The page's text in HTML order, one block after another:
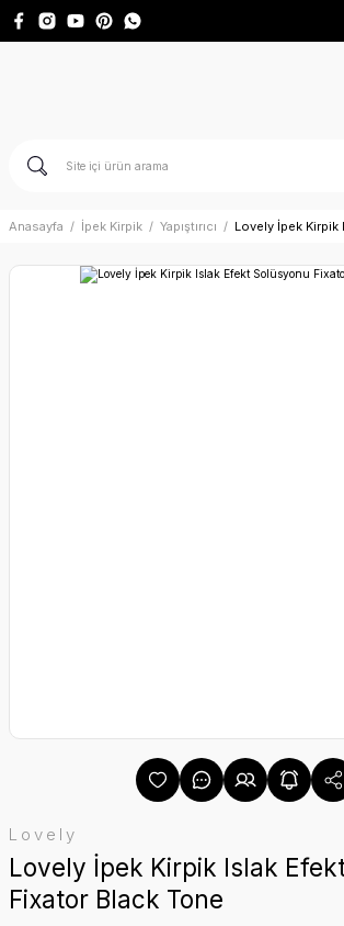
Anasayfa İpek Kirpik Yapıştırıcı Lovely İpek
Lovely
Lovely İpek Kirpik Islak
Fixator Black Tone